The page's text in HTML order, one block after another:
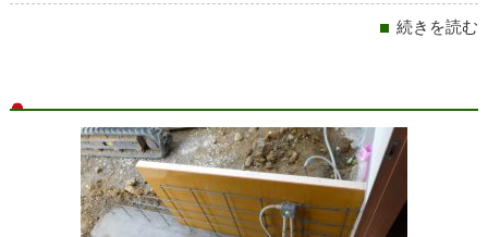
続きを読む